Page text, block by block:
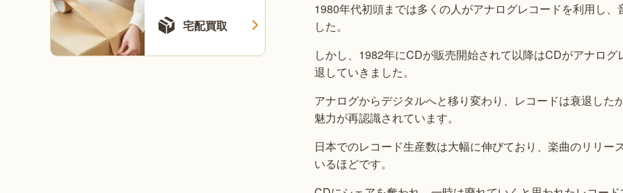
1980年代初頭までは多くの人がアナログレコードを利用し
した。
しかし、1982年にCDが販売開始されて以降はCDがアナロ
退していきました。
アナログからデジタルへと移り変わり、レコードは衰退し
魅力が再認識されています。
日本でのレコード生産数は大幅に伸びており、楽曲のリリ
いるほどです。
宅配買取